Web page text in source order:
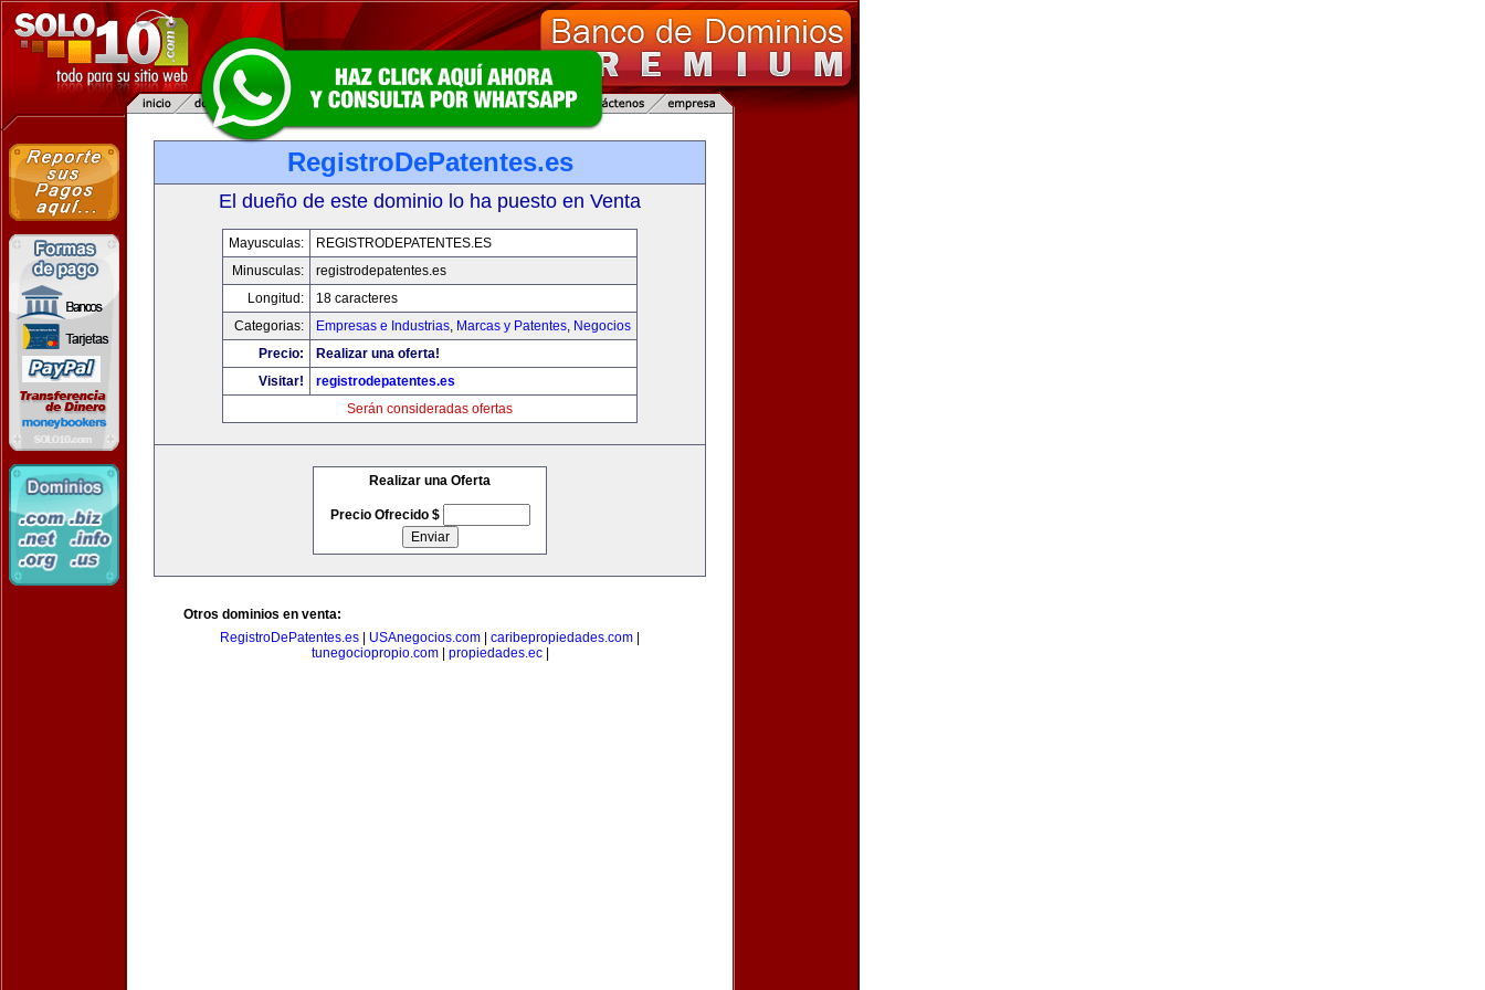
RegistroDePatentes.es
El dueño de este dominio lo ha puesto en Venta
Mayusculas:
REGISTRODEPATENTES.ES
Minusculas:
registrodepatentes.es
Longitud:
18 caracteres
Categorias:
Empresas e Industrias, Marcas y Patentes, Negocios
Precio:
Realizar una oferta!
Visitar!
registrodepatentes.es
Serán consideradas ofertas
Realizar una Oferta
Precio Ofrecido $
Otros dominios en venta:
RegistroDePatentes.es
USAnegocios.com caribepropiedades.com
tunegociopropio.com| propiedades.ec|